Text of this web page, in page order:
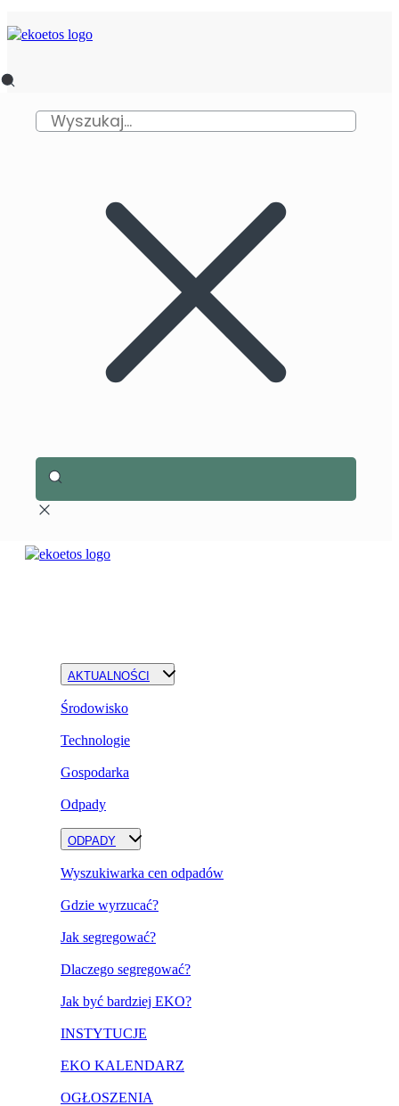
AKTUALNOŚCI
Środowisko
Technologie
Gospodarka
Odpady
ODPADY
Wyszukiwarka cen odpadów
Gdzie wyrzucać?
Jak segregować?
Dlaczego segregować?
Jak być bardziej EKO?
INSTYTUCJE
EKO KALENDARZ
OGŁOSZENIA